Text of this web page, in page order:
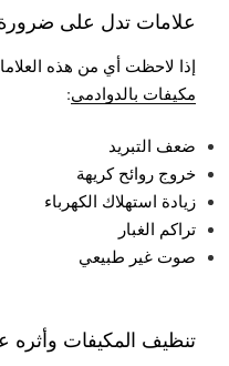
علامات تدل على
إذا لاحظت أي من هذه
مكيفات بالدوادمي:
ضعف التبريد
خروج روائح كريهة
زيادة استهلاك الكهرباء
تراكم الغبار
صوت غير طبيعي
تنظيف المكيفات وأثره